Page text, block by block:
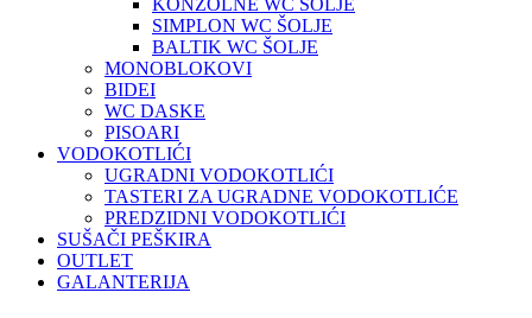
KONZOLNE WC ŠOLJE
SIMPLON WC ŠOLJE
BALTIK WC ŠOLJE
MONOBLOKOVI
BIDEI
WC DASKE
PISOARI
VODOKOTLIĆI
UGRADNI VODOKOTLIĆI
TASTERI ZA UGRADNE VODOKOTLIĆE
PREDZIDNI VODOKOTLIĆI
SUŠAČI PEŠKIRA
OUTLET
GALANTERIJA